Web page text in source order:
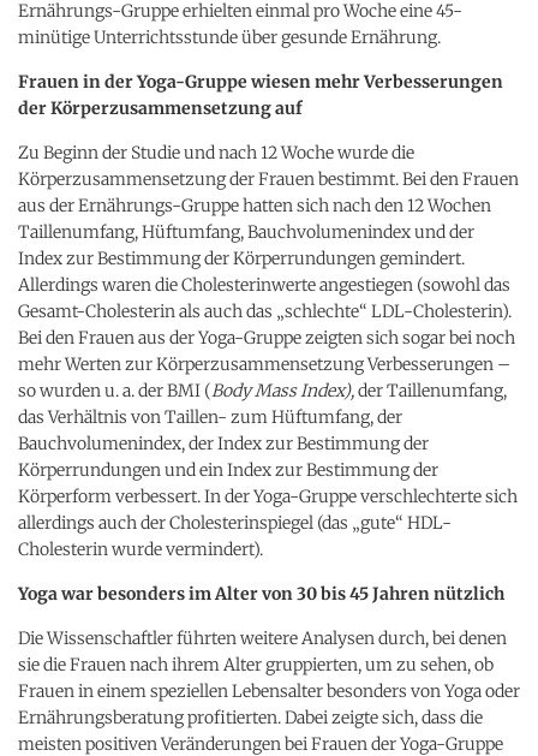
Ernährungs-Gruppe erhielten einmal pro Woche eine 45-
minütige Unterrichtsstunde über gesunde Ernährung.
Frauen in der Yoga-Gruppe wiesen mehr Verbesserungen
der Körperzusammensetzung auf
Zu Beginn der Studie und nach 12 Woche wurde die
Körperzusammensetzung der Frauen bestimmt. Bei den Frauen
aus der Ernährungs-Gruppe hatten sich nach den 12 Wochen
Taillenumfang, Hüftumfang, Bauchvolumenindex und der
Index zur Bestimmung der Körperrundungen gemindert.
Allerdings waren die Cholesterinwerte angestiegen (sowohl das
Gesamt-Cholesterin als auch das „schlechte“ LDL-Cholesterin).
Bei den Frauen aus der Yoga-Gruppe zeigten sich sogar bei noch
mehr Werten zur Körperzusammensetzung Verbesserungen –
so wurden u. a. der BMI (Body Mass Index),der Taillenumfang,
das Verhältnis von Taillen- zum Hüftumfang, der
Bauchvolumenindex, der Index zur Bestimmung der
Körperrundungen und ein Index zur Bestimmung der
Körperform verbessert. In der Yoga-Gruppe verschlechterte sich
allerdings auch der Cholesterinspiegel (das „gute“ HDL-
Cholesterin wurde vermindert).
Yoga war besonders im Alter von 30 bis 45 Jahren nützlich
Die Wissenschaftler führten weitere Analysen durch, bei denen
sie die Frauen nach ihrem Alter gruppierten, um zu sehen, ob
Frauen in einem speziellen Lebensalter besonders von Yoga oder
Ernährungsberatung profitierten. Dabei zeigte sich, dass die
meisten positiven Veränderungen bei Frauen der Yoga-Gruppe